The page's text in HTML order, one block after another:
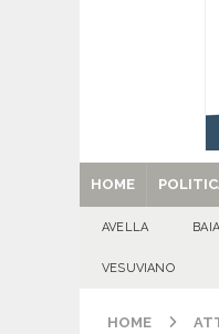
HOME
AVELLA
VESUVIANO
HOME